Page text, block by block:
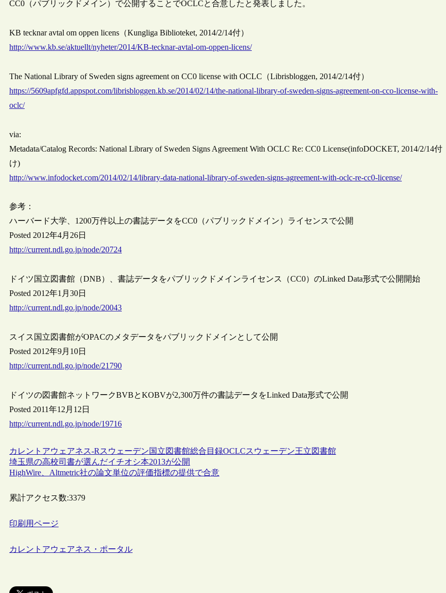
CC0（パブリックドメイン）で公開することでOCLCと合意したと発表しました。
KB tecknar avtal om oppen licens（Kungliga Biblioteket, 2014/2/14付）
http://www.kb.se/aktuellt/nyheter/2014/KB-tecknar-avtal-om-oppen-licens/
The National Library of Sweden signs agreement on CC0 license with OCLC（Librisbloggen, 2014/2/14付）
https://5609apfgfd.appspot.com/librisbloggen.kb.se/2014/02/14/the-national-library-of-sweden-signs-agreement-on-cco-license-with-
oclc/
via:
Metadata/Catalog Records: National Library of Sweden Signs Agreement With OCLC Re: CC0 License(infoDOCKET, 2014/2/14付
け)
http://www.infodocket.com/2014/02/14/library-data-national-library-of-sweden-signs-agreement-with-oclc-re-cc0-license/
参考：
ハーバード大学、1200万件以上の書誌データをCC0（パブリックドメイン）ライセンスで公開
Posted 2012年4月26日
http://current.ndl.go.jp/node/20724
ドイツ国立図書館（DNB）、書誌データをパブリックドメインライセンス（CC0）のLinked Data形式で公開開始
Posted 2012年1月30日
http://current.ndl.go.jp/node/20043
スイス国立図書館がOPACのメタデータをパブリックドメインとして公開
Posted 2012年9月10日
http://current.ndl.go.jp/node/21790
ドイツの図書館ネットワークBVBとKOBVが2,300万件の書誌データをLinked Data形式で公開
Posted 2011年12月12日
http://current.ndl.go.jp/node/19716
カレントアウェアネス-R スウェーデン国立図書館総合目録OCLCスウェーデン王立図書館
埼玉県の高校司書が選んだイチオシ本2013が公開
HighWire、Altmetric社の論文単位の評価指標の提供で合意
累計アクセス数:3379
印刷用ページ
カレントアウェアネス・ポータル